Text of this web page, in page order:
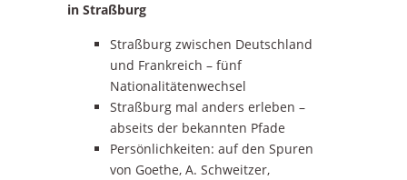
in Straßburg
Straßburg zwischen Deutschland
und Frankreich – fünf
Nationalitätenwechsel
Straßburg mal anders erleben –
abseits der bekannten Pfade
Persönlichkeiten: auf den Spuren
von Goethe, A. Schweitzer,